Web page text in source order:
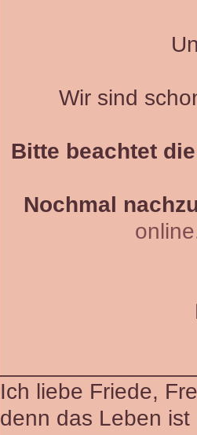
Wir sind
Bitte beachtet
Nochmal
Ich liebe Friede,
denn das Leben